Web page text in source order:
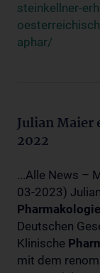
steinkellner-
aphar/
Julian
2022
...Alle News –
03-2023)
Pharmakologie
Deutschen
Klinische
mit dem